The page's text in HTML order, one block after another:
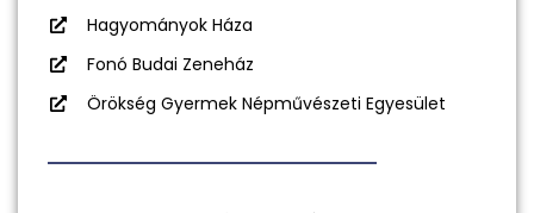
Hagyományok Háza
Fonó Budai Zeneház
Örökség Gyermek Népművészeti Egyesület